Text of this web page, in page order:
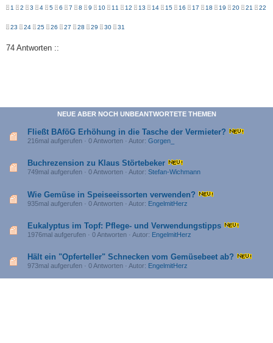
1 2 3 4 5 6 7 8 9 10 11 12 13 14 15 16 17 18 19 20 21 22
23 24 25 26 27 28 29 30 31
74 Antworten ::
NEUE ABER NOCH UNBEANTWORTETE THEMEN
Fließt BAföG Erhöhung in die Tasche der Vermieter?
216mal aufgerufen · 0 Antworten · Autor: Gorgen_
Buchrezension zu Klaus Störtebeker
749mal aufgerufen · 0 Antworten · Autor: Stefan-Wichmann
Wie Gemüse in Speiseeissorten verwenden?
935mal aufgerufen · 0 Antworten · Autor: EngelmitHerz
Eukalyptus im Topf: Pflege- und Verwendungstipps
1976mal aufgerufen · 0 Antworten · Autor: EngelmitHerz
Hält ein "Opferteller" Schnecken vom Gemüsebeet ab?
973mal aufgerufen · 0 Antworten · Autor: EngelmitHerz